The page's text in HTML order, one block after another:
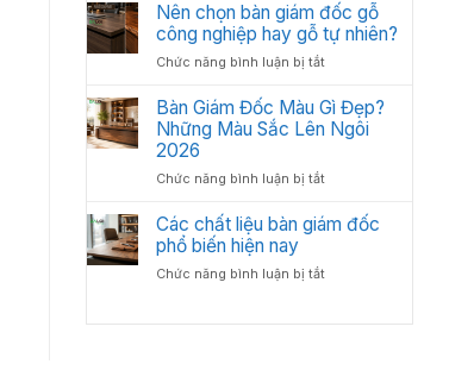
Tân
Cổ
Góc
Từ
Chuyên
Nội
Bố
Trí
Bàn
Giám
Hợp
Lý
Phong
Cho
Lãnh
Nên chọn bàn giám đốc gỗ
công nghiệp hay gỗ tự nhiên?
Chức năng bình luận bị tắtở
chọn
bàn
giám
gỗ
nghiệp
tự
Bàn Giám Đốc Màu Gì Đẹp?
Những Màu Sắc Lên Ngôi
2026
Chức năng bình luận bị tắtở
Giám
Gì
Các chất liệu bàn giám đốc
phổ biến hiện nay
Chức năng bình luận bị tắtở